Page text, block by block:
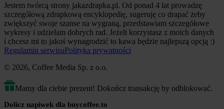
Jestem twórcą strony jakazdrapka.pl. Od ponad 4 lat prowadzę
szczegółową zdrapkową encyklopedię, sugeruję co drapać żeby
zwiększyć swoje szanse na wygraną, przedstawiam szczegółowe
wykresy i udzielam dobrych rad. Jeżeli korzystasz z moich danych
i chcesz mi to jakoś wynagrodzić to kawa będzie najlepszą opcją :)
Regulamin serwisuPolityka prywatności
© 2026, Coffee Media Sp. z o.o.
Mamy dla ciebie prezent! Dokończ transakcję by odblokować.
Dolicz napiwek dla buycoffee.to